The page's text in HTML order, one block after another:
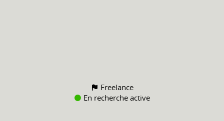
Freelance
En recherche active